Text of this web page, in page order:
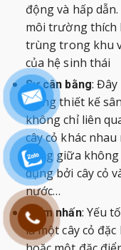
động và hấp
môi trường thích
trùng trong khu
của hệ sinh thái
Sự cân bằng:
trong thiết kế
không chỉ liên
cây cỏ khác
bằng giữa
dụng bởi cây cỏ
nước…
Điểm nhấn: Yếu
là một cây cỏ